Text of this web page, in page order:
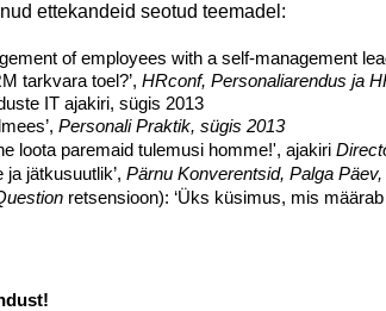
ettekandeid seotud teemadel:
of employees with a self-management
tarkvara toel?’, HRconf, Personaliarendus ja
IT ajakiri, sügis 2013
Personali Praktik, sügis 2013
loota paremaid tulemusi homme!', ajakiri
jätkusuutlik’, Pärnu Konverentsid, Palga Päev,
retsensioon): ‘Üks küsimus, mis määrab